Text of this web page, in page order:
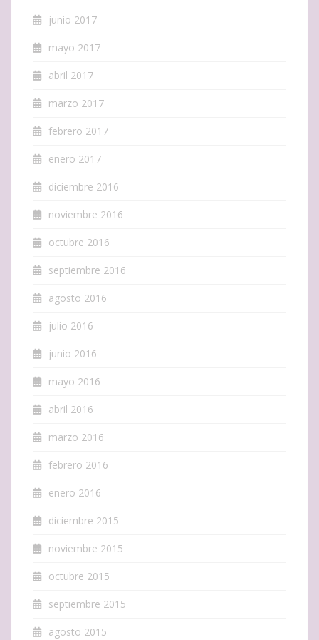
junio 2017
mayo 2017
abril 2017
marzo 2017
febrero 2017
enero 2017
diciembre 2016
noviembre 2016
octubre 2016
septiembre 2016
agosto 2016
julio 2016
junio 2016
mayo 2016
abril 2016
marzo 2016
febrero 2016
enero 2016
diciembre 2015
noviembre 2015
octubre 2015
septiembre 2015
agosto 2015